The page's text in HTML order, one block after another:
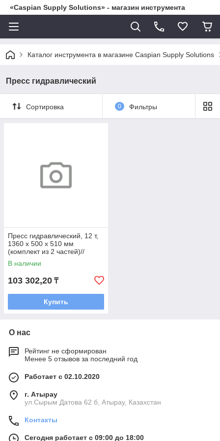
«Caspian Supply Solutions» - магазин инструмента
Каталог инструмента в магазине Caspian Supply Solutions
Пресс гидравлический
Сортировка 0 Фильтры
Пресс гидравлический, 12 т,
1360 х 500 х 510 мм
(комплект из 2 частей)//
Matrix
В наличии
103 302,20 ₸
Купить
О нас
Рейтинг не сформирован
Менее 5 отзывов за последний год
Работает с 02.10.2020
г. Атырау
ул.Сырым Датова 62 б, Атырау, Казахстан
Контакты
Сегодня работает с 09:00 до 18:00